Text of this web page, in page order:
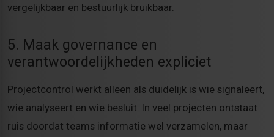
vergelijkbaar en bestuurlijk bruikbaar.
5. Maak governance en
verantwoordelijkheden expliciet
Projectcontrol werkt alleen als duidelijk is wie signaleert,
wie analyseert en wie besluit. In veel projecten ontstaat
ruis doordat teams informatie wel verzamelen, maar